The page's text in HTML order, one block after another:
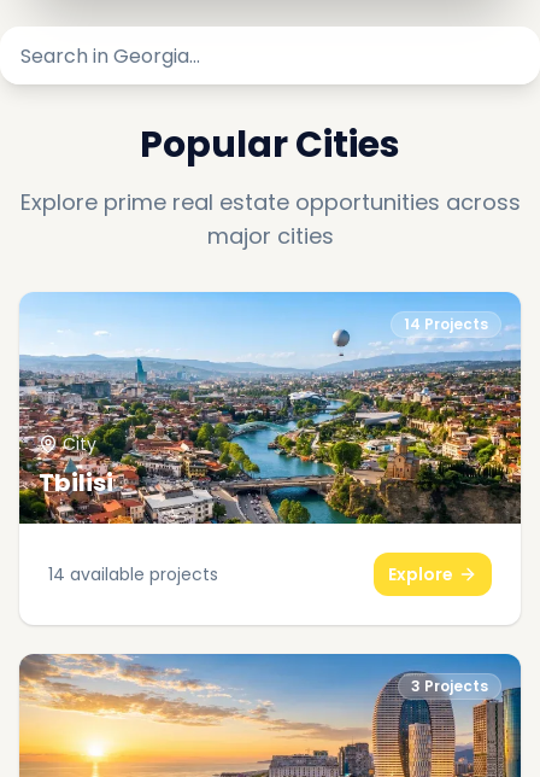
Popular Cities
Explore prime real estate opportunities across
major cities
14 Projects
City
Tbilisi
14 available projects Explore
3 Projects